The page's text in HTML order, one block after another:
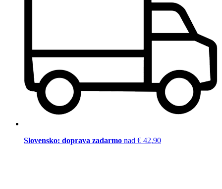
Slovensko: doprava zadarmo nad € 42,90